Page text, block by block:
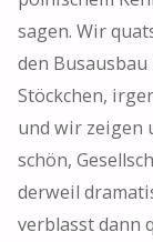
sagen. Wir
den
Stöckchen,
und wir zeigen
schön,
derweil
verblasst dann